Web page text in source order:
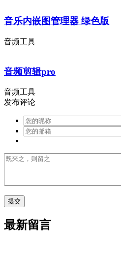
音乐内嵌图管理器 绿色版
音频工具
音频剪辑pro
音频工具
发布评论
最新留言